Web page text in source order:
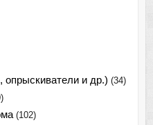
опрыскиватели и др.) (34)
(102)